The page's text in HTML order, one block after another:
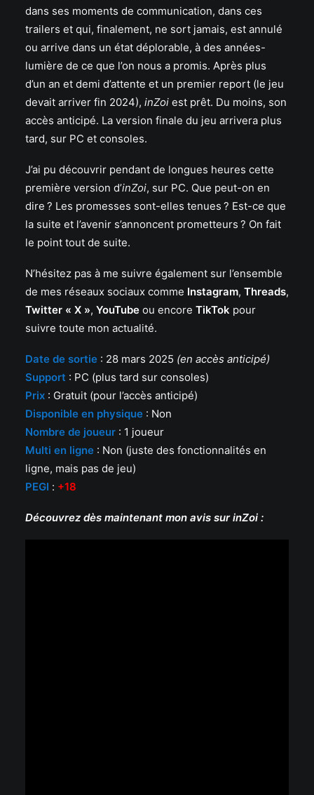
dans ses moments de communication, dans ces
trailers et qui, finalement, ne sort jamais, est annulé
ou arrive dans un état déplorable, à des années-
lumière de ce que l’on nous a promis. Après plus
d’un an et demi d’attente et un premier report (le jeu
devait arriver fin 2024), inZoi est prêt. Du moins, son
accès anticipé. La version finale du jeu arrivera plus
tard, sur PC et consoles.
J’ai pu découvrir pendant de longues heures cette
première version d’inZoi, sur PC. Que peut-on en
dire ? Les promesses sont-elles tenues ? Est-ce que
la suite et l’avenir s’annoncent prometteurs ? On fait
le point tout de suite.
N’hésitez pas à me suivre également sur l’ensemble
de mes réseaux sociaux comme Instagram, Threads,
Twitter « X », YouTube ou encore TikTok pour
suivre toute mon actualité.
Date de sortie : 28 mars 2025 (en accès anticipé)
Support : PC (plus tard sur consoles)
Prix : Gratuit (pour l’accès anticipé)
Disponible en physique : Non
Nombre de joueur : 1 joueur
Multi en ligne : Non (juste des fonctionnalités en
ligne, mais pas de jeu)
PEGI : +18
Découvrez dès maintenant mon avis sur inZoi :